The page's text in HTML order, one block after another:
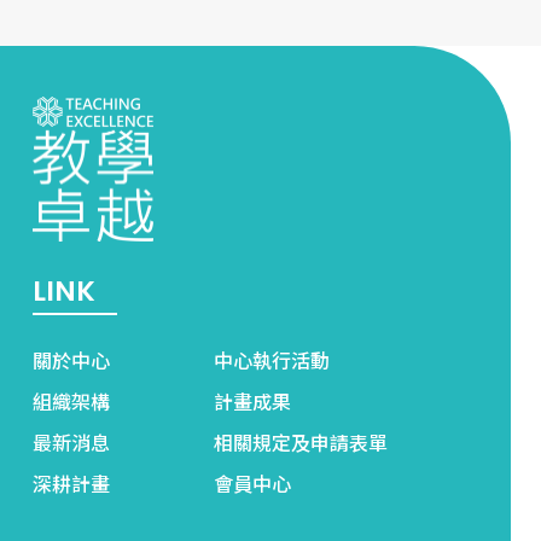
LINK
關於中心
中心執行活動
組織架構
計畫成果
最新消息
相關規定及申請表單
深耕計畫
會員中心